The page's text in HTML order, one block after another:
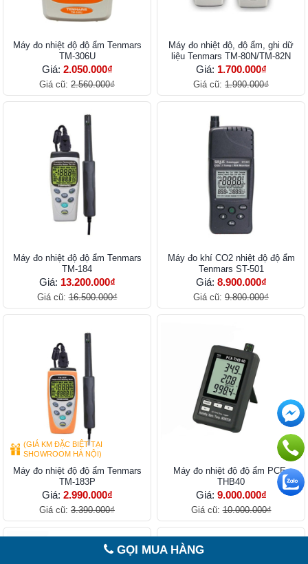
Máy đo nhiệt độ độ ẩm Tenmars
TM-306U
Giá: 2.050.000₫
Giá cũ: 2.560.000₫
Máy đo nhiệt độ, độ ẩm, ghi dữ
liệu Tenmars TM-80N/TM-82N
Giá: 1.700.000₫
Giá cũ: 1.990.000₫
Máy đo nhiệt độ độ ẩm Tenmars
TM-184
Giá: 13.200.000₫
Giá cũ:16.500.000₫
Máy đo khí CO2 nhiệt độ độ ẩm
Tenmars ST-501
Giá: 8.900.000₫
Giá cũ: 9.800.000₫
(GIÁ KM ĐẶC BIỆT TẠI
SHOWROOM HÀ NỘI)
Máy đo nhiệt độ độ ẩm Tenmars
TM-183P
Giá: 2.990.000₫
Giá cũ: 3.390.000₫
Máy đo nhiệt độ độ ẩm PCE-
THB40
Giá: 9.000.000₫
Giá cũ:10.000.000₫
GỌI MUA HÀNG